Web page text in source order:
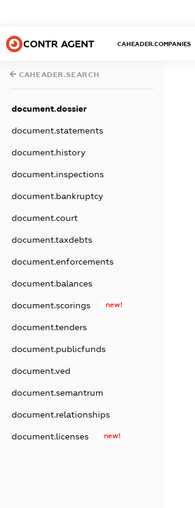
CONTR AGENT CAHEADER.COMPANIES
CAHEADER.SEARCH
document.dossier
document.statements
document.history
document.inspections
document.bankruptcy
document.court
document.taxdebts
document.enforcements
document.balances
document.scorings new!
document.tenders
document.publicfunds
document.ved
document.semantrum
document.relationships
document.licenses new!